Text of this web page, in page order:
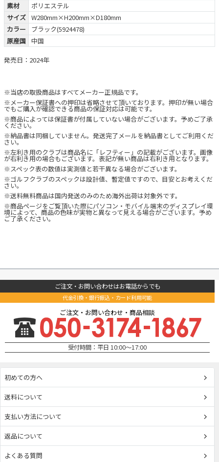
素材
ポリエステル
サイズ W280mm×H200mm×D180mm
カラー
ブラック(5924478)
原産国
中国
発売日：2024年
※当店の取扱商品はすべてメーカー正規品です。
※メーカー保証書への押印は省略させて頂いております。押印が無い場合
でもご購入が確認できる商品の保証対応は可能です。
※商品によっては保証書が付属していない場合がございます。予めご了承
ください。
※納品書は同梱していません。発送完了メールを納品書としてご利用くだ
さい。
※左利き用のクラブは商品名に「レフティー」の記載がございます。画像
が右利き用の場合もございます。表記が無い商品は右利き用となります。
※スペック表の数値は実測値と若干異なる場合がございます。
※ゴルフクラブのスペックは設計値、暫定値ですので、目安とお考えくだ
さい。
※送料無料商品は国内発送のみのため海外出荷は対象外です。
※商品ページをご覧頂いた際にパソコン・モバイル端末のディスプレイ環
境によって、商品の色味が実物と異なって見える場合がございます。予め
ご了承ください。
ご注文・お問い合わせはお電話からでも
代金引換・銀行振込・カード利用可能
ご注文・お問い合わせ・商品相談
受付時間：平日 10:00～17:00
初めての方へ
送料について
支払い方法について
返品について
よくある質問